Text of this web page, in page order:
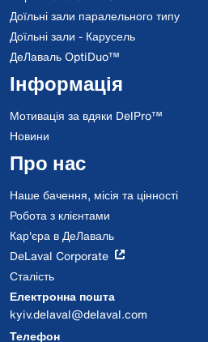
Доїльні зали паралельного типу
Доїльні зали - Карусель
ДеЛаваль OptiDuo™
Інформація
Мотивація за вдяки DelPro™
Новини
Про нас
Наше бачення, місія та цінності
Робота з клієнтами
Кар'єра в ДеЛаваль
DeLaval Corporate
Сталість
Електронна пошта
kyiv.delaval@delaval.com
Телефон